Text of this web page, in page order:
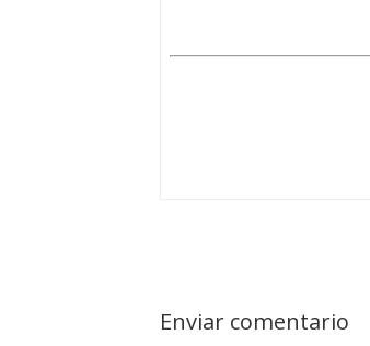
Enviar comentario